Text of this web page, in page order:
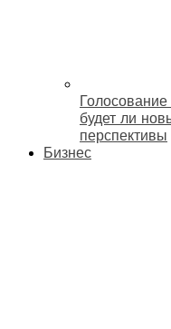
Голосование
будет ли
перспективы
Бизнес